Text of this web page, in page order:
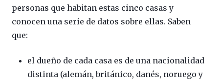
personas que habitan estas cinco casas y
conocen una serie de datos sobre ellas. Saben
que:
el dueño de cada casa es de una nacionalidad
distinta (alemán, británico, danés, noruego y